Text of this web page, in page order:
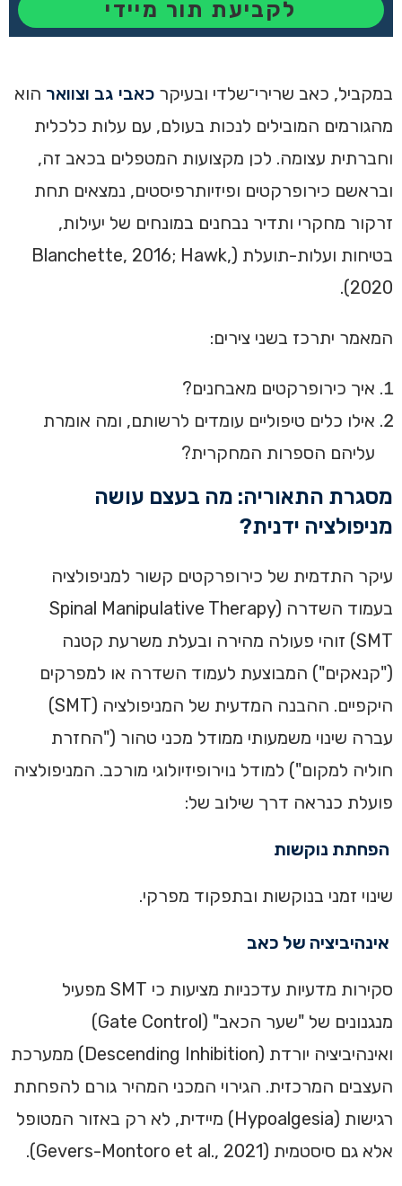
לקביעת תור מיידי
במקביל, כאב שרירי־שלדי ובעיקר כאבי גב וצוואר הוא
מהגורמים המובילים לנכות בעולם, עם עלות כלכלית
וחברתית עצומה. לכן מקצועות המטפלים בכאב זה,
ובראשם כירופרקטים ופיזיותרפיסטים, נמצאים תחת
זרקור מחקרי ותדיר נבחנים במונחים של יעילות,
בטיחות ועלות-תועלת (Blanchette, 2016; Hawk,
2020).
המאמר יתרכז בשני צירים:
איך כירופרקטים מאבחנים?
אילו כלים טיפוליים עומדים לרשותם, ומה אומרת
עליהם הספרות המחקרית?
מסגרת התאוריה: מה בעצם עושה
מניפולציה ידנית?
עיקר התדמית של כירופרקטים קשור למניפולציה
בעמוד השדרה (Spinal Manipulative Therapy
SMT) זוהי פעולה מהירה ובעלת משרעת קטנה
("קנאקים") המבוצעת לעמוד השדרה או למפרקים
היקפיים. ההבנה המדעית של המניפולציה (SMT)
עברה שינוי משמעותי ממודל מכני טהור ("החזרת
חוליה למקום") למודל נוירופיזיולוגי מורכב. המניפולציה
פועלת כנראה דרך שילוב של:
הפחתת נוקשות
שינוי זמני בנוקשות ובתפקוד מפרקי.
אינהיביציה של כאב
סקירות מדעיות עדכניות מציעות כי SMT מפעיל
מנגנונים של "שער הכאב" (Gate Control)
ואינהיביציה יורדת (Descending Inhibition) ממערכת
העצבים המרכזית. הגירוי המכני המהיר גורם להפחתת
רגישות (Hypoalgesia) מיידית, לא רק באזור המטופל
אלא גם סיסטמית (Gevers-Montoro et al., 2021).